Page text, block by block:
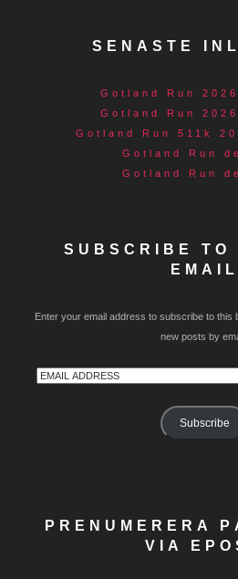
SENASTE
Gotland Run
Gotland Run
Gotland Run 511k
Gotland Run
Gotland Run
SUBSCRIBE TO
EMAIL
Enter your email address to subscribe to this
new posts by
Email
Subscribe
PRENUMERERA
VIA